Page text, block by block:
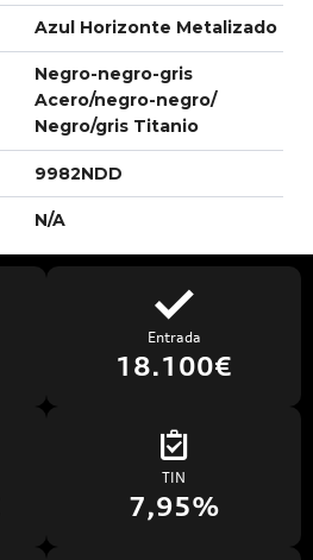
Azul Horizonte Metalizado
Negro-negro-gris
Acero/negro-negro/
Negro/gris Titanio
9982NDD
N/A
Entrada
18.100€
TIN
7,95%